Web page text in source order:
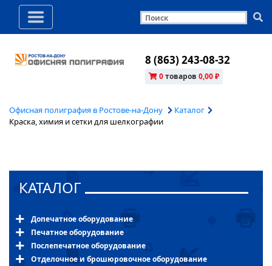
8 (863) 243-08-32
0товаров 0,00 ₽
Офисная полиграфия в Ростове-на-Дону
Каталог
Краска, химия и сетки для шелкографии
КАТАЛОГ
Допечатное оборудование
Печатное оборудование
Послепечатное оборудование
Отделочное и брошюровочное оборудование